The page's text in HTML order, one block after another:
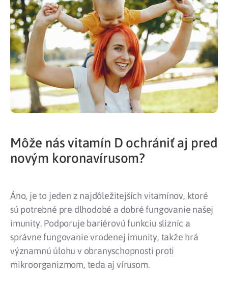
Môže nás vitamín D ochrániť aj pred
novým koronavírusom?
Áno, je to jeden z najdôležitejších vitamínov, ktoré
sú potrebné pre dlhodobé a dobré fungovanie našej
imunity. Podporuje bariérovú funkciu slizníc a
správne fungovanie vrodenej imunity, takže hrá
významnú úlohu v obranyschopnosti proti
mikroorganizmom, teda aj vírusom.